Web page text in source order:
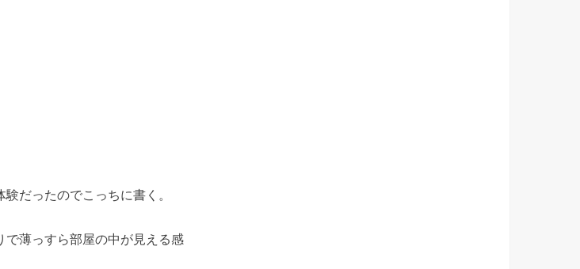
だったのでこっちに書く。
で薄っすら部屋の中が見える感